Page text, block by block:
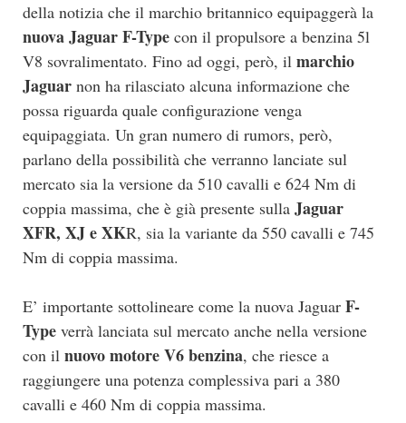
della notizia che il marchio britannico equipaggerà la
nuova Jaguar F-Type con il propulsore a benzina 5l
V8 sovralimentato. Fino ad oggi, però, il marchio
Jaguar non ha rilasciato alcuna informazione che
possa riguarda quale configurazione venga
equipaggiata. Un gran numero di rumors, però,
parlano della possibilità che verranno lanciate sul
mercato sia la versione da 510 cavalli e 624 Nm di
coppia massima, che è già presente sulla Jaguar
XFR, XJ e XKR, sia la variante da 550 cavalli e 745
Nm di coppia massima.
E’ importante sottolineare come la nuova Jaguar F-
Type verrà lanciata sul mercato anche nella versione
con il nuovo motore V6 benzina, che riesce a
raggiungere una potenza complessiva pari a 380
cavalli e 460 Nm di coppia massima.